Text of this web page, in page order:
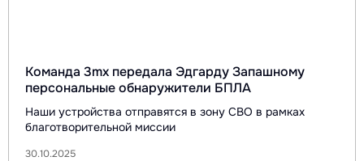
Команда 3mx передала Эдгарду Запашному
персональные обнаружители БПЛА
Наши устройства отправятся в зону СВО в рамках
благотворительной миссии
30.10.2025